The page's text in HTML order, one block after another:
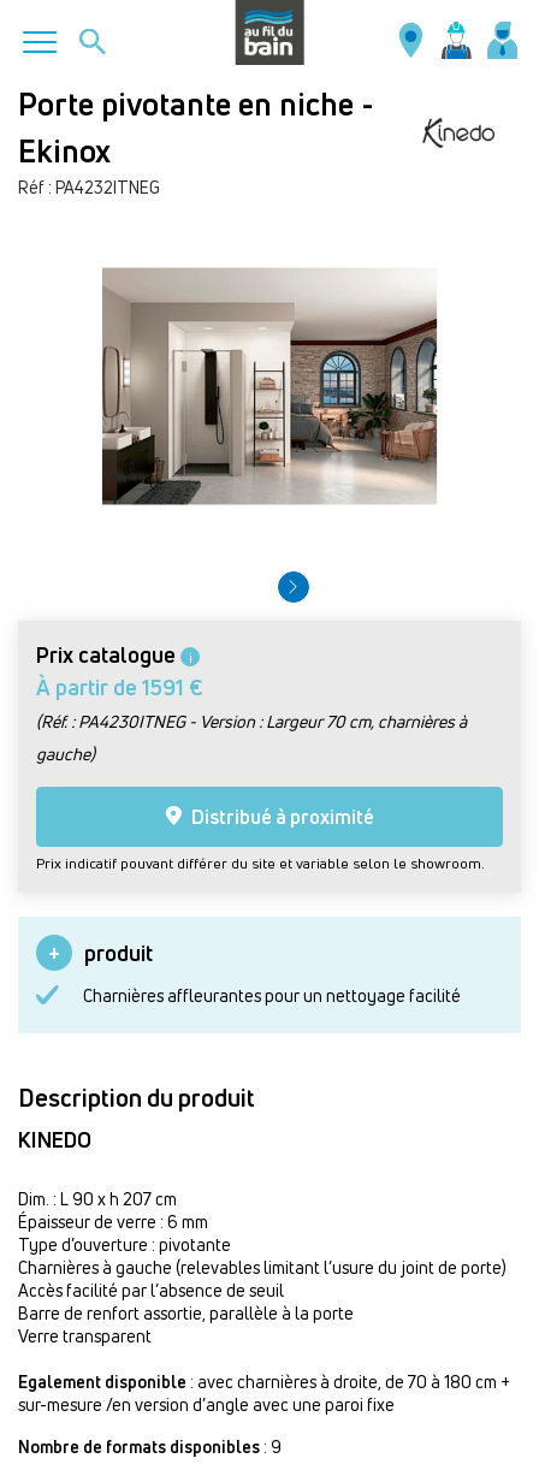
Aller
contenu
principal
Porte pivotante en niche -
Ekinox
Réf : PA4232ITNEG
Prix catalogue i
À partir de 1591 €
(Réf. : PA4230ITNEG - Version : Largeur 70 cm, charnières à
gauche)
Distribué à proximité
Prix indicatif pouvant différer du site et variable selon le showroom.
produit
Charnières affleurantes pour un nettoyage facilité
Description du produit
KINEDO
Dim. : L 90 x h 207 cm
Épaisseur de verre : 6 mm
Type d’ouverture : pivotante
Charnières à gauche (relevables limitant l’usure du joint de porte)
Accès facilité par l’absence de seuil
Barre de renfort assortie, parallèle à la porte
Verre transparent
Egalement disponible : avec charnières à droite, de 70 à 180 cm +
sur-mesure /en version d’angle avec une paroi fixe
Nombre de formats disponibles : 9